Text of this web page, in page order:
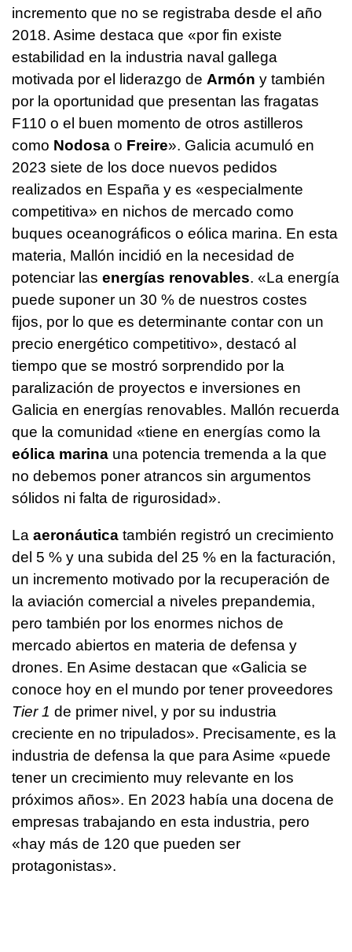
incremento que no se registraba desde el año
2018. Asime destaca que «por fin existe
estabilidad en la industria naval gallega
motivada por el liderazgo de Armón y también
por la oportunidad que presentan las fragatas
F110 o el buen momento de otros astilleros
como Nodosa o Freire». Galicia acumuló en
2023 siete de los doce nuevos pedidos
realizados en España y es «especialmente
competitiva» en nichos de mercado como
buques oceanográficos o eólica marina. En esta
materia, Mallón incidió en la necesidad de
potenciar las energías renovables. «La energía
puede suponer un 30 % de nuestros costes
fijos, por lo que es determinante contar con un
precio energético competitivo», destacó al
tiempo que se mostró sorprendido por la
paralización de proyectos e inversiones en
Galicia en energías renovables. Mallón recuerda
que la comunidad «tiene en energías como la
eólica marina una potencia tremenda a la que
no debemos poner atrancos sin argumentos
sólidos ni falta de rigurosidad».
La aeronáutica también registró un crecimiento
del 5 % y una subida del 25 % en la facturación,
un incremento motivado por la recuperación de
la aviación comercial a niveles prepandemia,
pero también por los enormes nichos de
mercado abiertos en materia de defensa y
drones. En Asime destacan que «Galicia se
conoce hoy en el mundo por tener proveedores
Tier 1 de primer nivel, y por su industria
creciente en no tripulados». Precisamente, es la
industria de defensa la que para Asime «puede
tener un crecimiento muy relevante en los
próximos años». En 2023 había una docena de
empresas trabajando en esta industria, pero
«hay más de 120 que pueden ser
protagonistas».